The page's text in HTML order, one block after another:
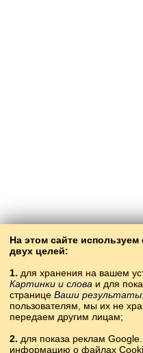
На этом сайте
двух целей:
1. для хранения на вашем
Картинки и слова и для
странице Ваши результаты
пользователям, мы их не
передаем другим лицам;
2. для показа реклам
информацию о файлах